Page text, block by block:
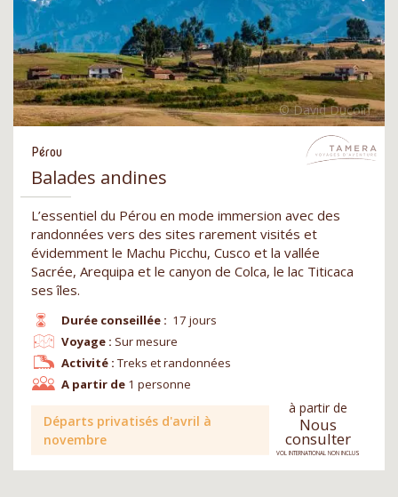
Pérou
Balades andines
L’essentiel du Pérou en mode immersion avec des
randonnées vers des sites rarement visités et
évidemment le Machu Picchu, Cusco et la vallée
Sacrée, Arequipa et le canyon de Colca, le lac Titicaca
ses îles.
Durée conseillée : 17 jours
Voyage : Sur mesure
Activité : Treks et randonnées
A partir de 1 personne
Départs privatisés d'avril à
novembre
à partir de
Nous
consulter
VOL INTERNATIONAL NON INCLUS